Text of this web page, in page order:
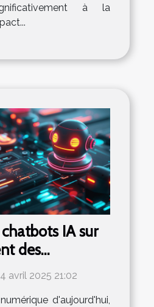
à la
IA sur
des
avril 2025 21:02
d'aujourd'hui,